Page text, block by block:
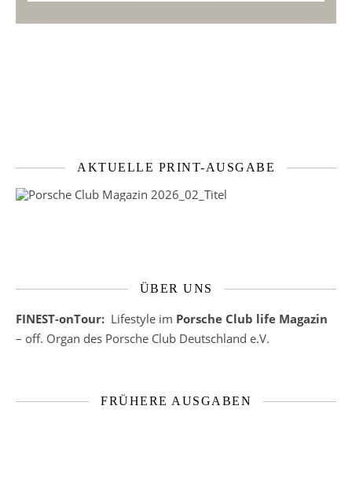
AKTUELLE PRINT-AUSGABE
ÜBER UNS
FINEST-onTour: Lifestyle im Porsche Club life Magazin
– off. Organ des Porsche Club Deutschland e.V.
FRÜHERE AUSGABEN